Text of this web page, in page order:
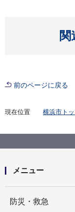
関
前のページに戻る
現在位置 横浜市ト
メニュー
防災・救急